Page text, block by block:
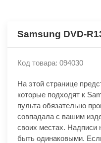
Samsung DVD-
Код товара: 094030
На этой странице
которые подходят к
пульта обязательно
совпадала с вашим
своих местах. Надписи
быть одинаковыми.